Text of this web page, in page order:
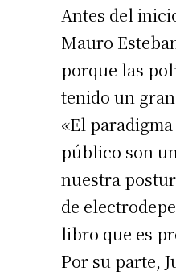
Antes del
Mauro
porque las
tenido un
«El
público son
nuestra
de
libro que es
Por su parte,